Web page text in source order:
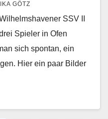
GÖTZ
SSV II
Spieler in Ofen
sich spontan, ein
Hier ein paar Bilder